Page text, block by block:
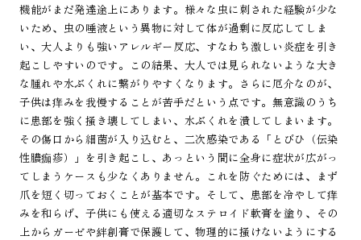
機能がまだ発達途上にあります。様々な虫に刺された経験が少な
いため、虫の唾液という異物に対して体が過剰に反応してしま
い、大人よりも強いアレルギー反応、すなわち激しい炎症を引き
起こしやすいのです。この結果、大人では見られないような大き
な腫れや水ぶくれに繋がりやすくなります。さらに厄介なのが、
子供は痒みを我慢することが苦手だという点です。無意識のうち
に患部を強く掻き壊してしまい、水ぶくれを潰してしまいます。
その傷口から細菌が入り込むと、二次感染である「とびひ（伝染
性膿痂疹）」を引き起こし、あっという間に全身に症状が広がっ
てしまうケースも少なくありません。これを防ぐためには、まず
爪を短く切っておくことが基本です。そして、患部を冷やして痒
みを和らげ、子供にも使える適切なステロイド軟膏を塗り、その
上からガーゼや絆創膏で保護して、物理的に掻けないようにする